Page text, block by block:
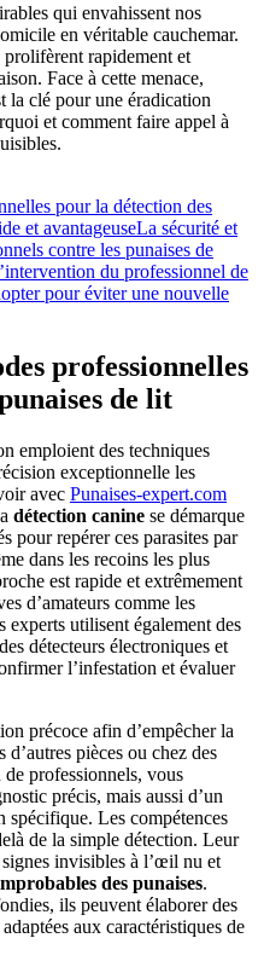
qui envahissent nos
en véritable cauchemar.
rapidement et
Face à cette menace,
la clé pour une éradication
et comment faire appel à
pour la détection des
et avantageuseLa sécurité et
contre les punaises de
du professionnel de
pour éviter une nouvelle
professionnelles
de lit
emploient des techniques
exceptionnelle les
avec Punaises-expert.com
détection canine se démarque
pour repérer ces parasites par
dans les recoins les plus
est rapide et extrêmement
d’amateurs comme les
experts utilisent également des
détecteurs électroniques et
l’infestation et évaluer
précoce afin d’empêcher la
pièces ou chez des
professionnels, vous
précis, mais aussi d’un
spécifique. Les compétences
de la simple détection. Leur
invisibles à l’œil nu et
des punaises.
ils peuvent élaborer des
aux caractéristiques de